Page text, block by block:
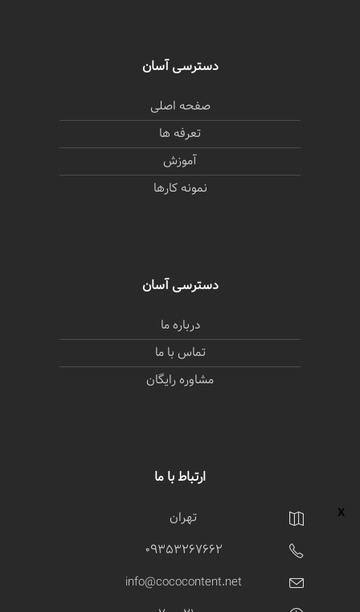
دسترسی آسان
صفحه اصلی
تعرفه ها
آموزش
نمونه کارها
دسترسی آسان
درباره ما
تماس با ما
مشاوره رایگان
ارتباط با ما
تهران
09353267662
info@cococontent.net